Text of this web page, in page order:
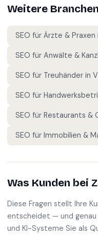
Weitere
SEO für Ärzte & Praxen
SEO für Anwälte &
SEO für Treuhänder in
SEO für
SEO für Restaurants &
SEO für Immobilien &
Was Kunden bei
Diese Fragen stellt Ihre
entscheidet — und
und KI-Systeme Sie als